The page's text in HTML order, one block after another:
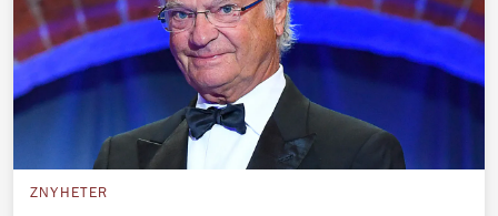
Jordanska kungahuset
Luxemburgska storhertighuset
Japanska kejsarhuset
Thailändska kungahuset
Marockanska kungahuset
ZNYHETER